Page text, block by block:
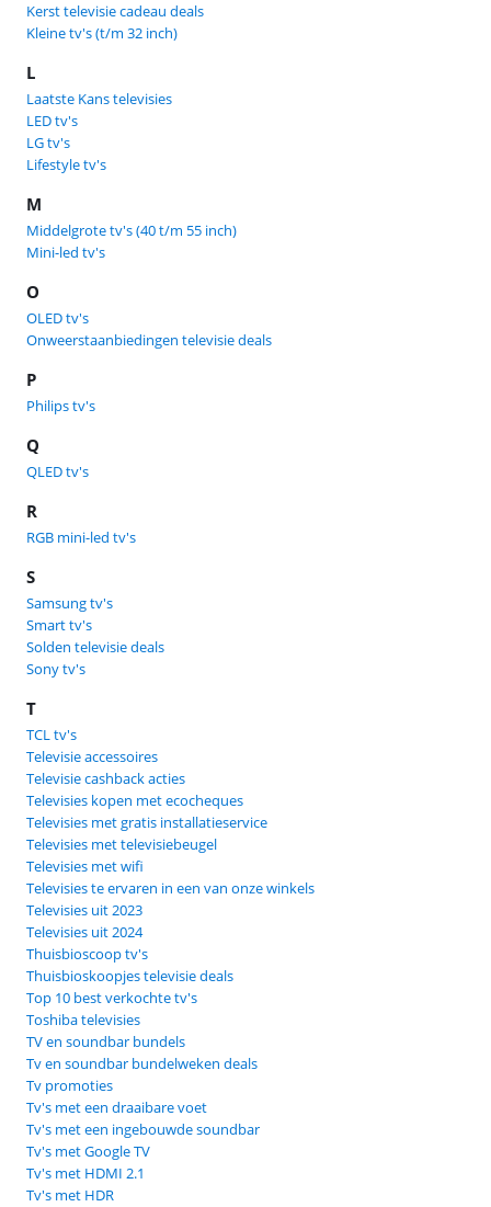
Kerst televisie cadeau deals
Kleine tv's (t/m 32 inch)
L
Laatste Kans televisies
LED tv's
LG tv's
Lifestyle tv's
M
Middelgrote tv's (40 t/m 55 inch)
Mini-led tv's
O
OLED tv's
Onweerstaanbiedingen televisie deals
P
Philips tv's
Q
QLED tv's
R
RGB mini-led tv's
S
Samsung tv's
Smart tv's
Solden televisie deals
Sony tv's
T
TCL tv's
Televisie accessoires
Televisie cashback acties
Televisies kopen met ecocheques
Televisies met gratis installatieservice
Televisies met televisiebeugel
Televisies met wifi
Televisies te ervaren in een van onze winkels
Televisies uit 2023
Televisies uit 2024
Thuisbioscoop tv's
Thuisbioskoopjes televisie deals
Top 10 best verkochte tv's
Toshiba televisies
TV en soundbar bundels
Tv en soundbar bundelweken deals
Tv promoties
Tv's met een draaibare voet
Tv's met een ingebouwde soundbar
Tv's met Google TV
Tv's met HDMI 2.1
Tv's met HDR